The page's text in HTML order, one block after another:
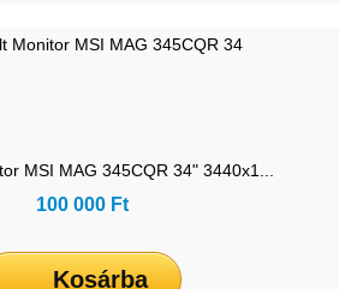
MSI MAG 345CQR 34" 3440x1...
100 000 Ft
Kosárba